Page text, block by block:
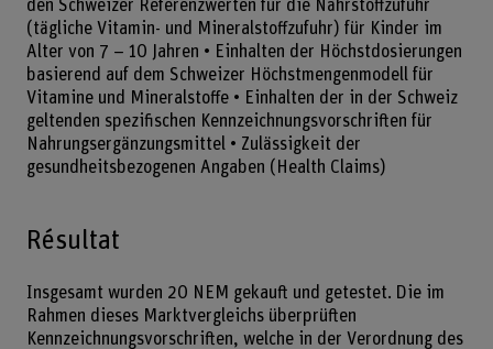
den Schweizer Referenzwerten für die Nährstoffzufuhr
(tägliche Vitamin- und Mineralstoffzufuhr) für Kinder im
Alter von 7 – 10 Jahren • Einhalten der Höchstdosierungen
basierend auf dem Schweizer Höchstmengenmodell für
Vitamine und Mineralstoffe • Einhalten der in der Schweiz
geltenden spezifischen Kennzeichnungsvorschriften für
Nahrungsergänzungsmittel • Zulässigkeit der
gesundheitsbezogenen Angaben (Health Claims)
Résultat
Insgesamt wurden 20 NEM gekauft und getestet. Die im
Rahmen dieses Marktvergleichs überprüften
Kennzeichnungsvorschriften, welche in der Verordnung des